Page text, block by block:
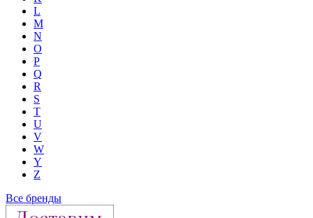
L
M
N
O
P
Q
R
S
T
U
V
W
Y
Z
Все бренды